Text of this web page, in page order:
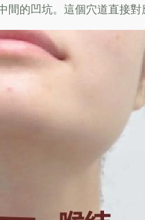
的凹坑。這個穴道直接